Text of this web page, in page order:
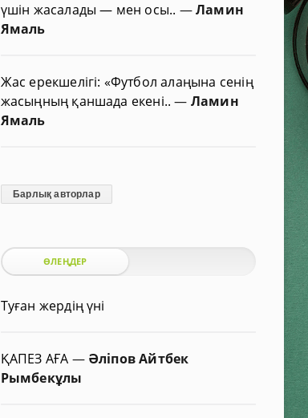
үшін жасалады — мен осы.. —Ламин
Ямаль
Жас ерекшелігі: «Футбол алаңына сенің
жасыңның қаншада екені..— Ламин
Ямаль
Барлық авторлар
ӨЛЕҢДЕР
Туған жердің үні
ҚАПЕЗ АҒА — Әліпов Айтбек
Рымбекұлы